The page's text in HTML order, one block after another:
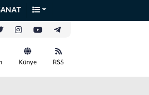
Künye RSS